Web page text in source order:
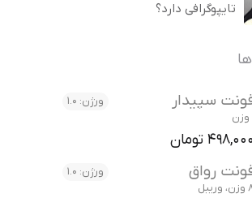
تایپوگرافی دارد؟
سپیدار
ورژن: 1.0
498,000 تومان
رواق
ورژن: 1.0